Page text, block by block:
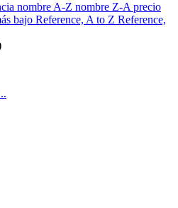
nombre A-Z nombre Z-A precio
bajo Reference, A to Z Reference,